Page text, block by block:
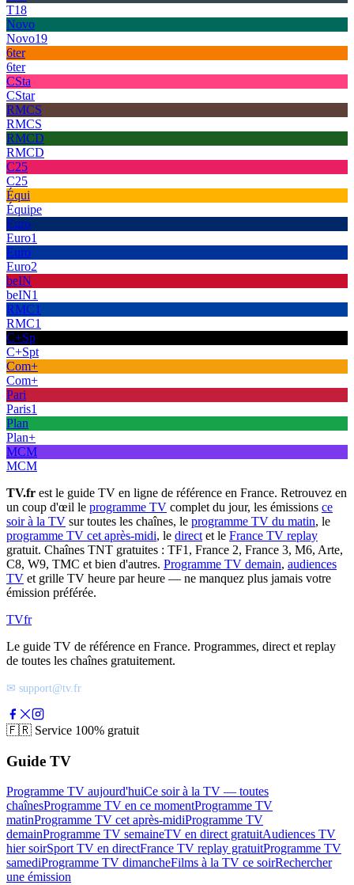
T18
Novo
Novo19
6ter
6ter
CSta
CStar
RMCS
RMCS
RMCD
RMCD
C25
C25
Équi
Équipe
Euro
Euro1
Euro
Euro2
beIN
beIN1
RMC1
RMC1
C+Sp
C+Spt
Com+
Com+
Pari
Paris1
Plan
Plan+
MCM
MCM
TV.fr est le guide TV en ligne de référence en France. Retrouvez en
un coup d'œil le programme TV complet du jour, les émissions ce
soir à la TV sur toutes les chaînes, le programme TV du matin, le
programme TV cet après-midi, le direct et le France TV replay
gratuit. Chaînes TNT gratuites : TF1, France 2, France 3, M6, Arte,
C8, W9, TMC et bien d'autres. Programme TV demain, audiences
TV et grille TV heure par heure — ne manquez plus jamais votre
émission préférée.
TVfr
Le guide TV de référence en France. Programmes, direct et replay
de toutes les chaînes gratuitement.
✉ support@tv.fr
🇫🇷 Service 100% gratuit
Guide TV
Programme TV aujourd'huiCe soir à la TV — toutes
chaînesProgramme TV en ce momentProgramme TV
matinProgramme TV cet après-midiProgramme TV
demainProgramme TV semaineTV en direct gratuitAudiences TV
hier soirSport TV en directFrance TV replay gratuitProgramme TV
samediProgramme TV dimancheFilms à la TV ce soirRechercher
une émission